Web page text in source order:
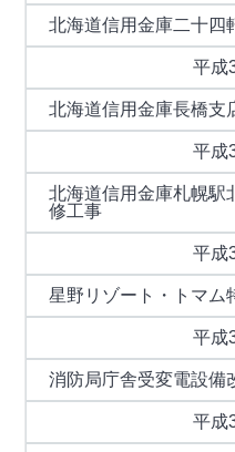
北海道信用金庫二十四
平成
北海道信用金庫長橋支
平成
北海道信用金庫札幌駅
修工事
平成
星野リゾート・トマム
平成
消防局庁舎受変電設備
平成